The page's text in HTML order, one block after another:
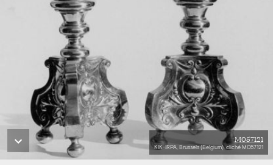
M057121
KIK-IRPA, Brussels (Belgium), cliché M057121